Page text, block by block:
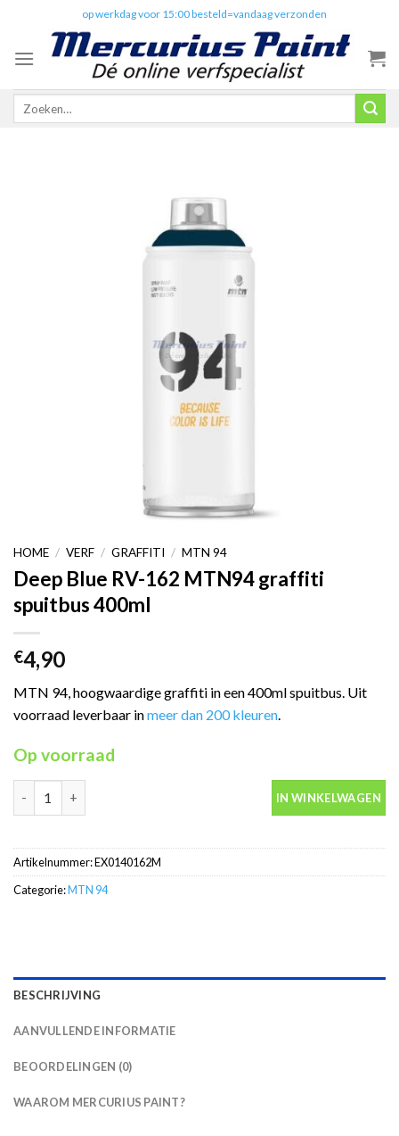
content
op werkdag voor 15:00 besteld=vandaag verzonden
Zoeken
HOME / VERF / GRAFFITI / MTN 94
Deep Blue RV-162 MTN94 graffiti
spuitbus 400ml
€4,90
MTN 94, hoogwaardige graffiti in een 400ml spuitbus. Uit
voorraad leverbaar inmeer dan 200 kleuren.
Op voorraad
IN WINKELWAGEN
Artikelnummer:EX0140162M
Categorie:MTN 94
BESCHRIJVING
AANVULLENDE INFORMATIE
BEOORDELINGEN (0)
WAAROM MERCURIUS PAINT?